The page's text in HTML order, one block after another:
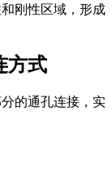
刚性区域，形成
方式
的通孔连接，实